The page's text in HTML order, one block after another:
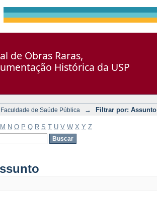
de Obras Raras,
Histórica da USP
Faculdade de Saúde Pública → Filtrar por: Assunto
M N O P Q R S T U V W X Y Z